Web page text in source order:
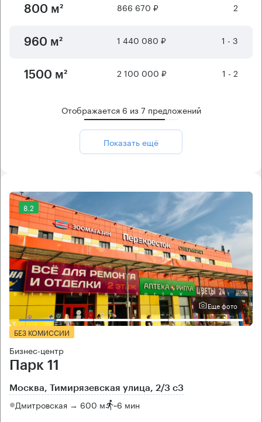
800 м² 866 670 ₽ 2
960 м² 1 440 080 ₽ 1 - 3
1500 м² 2 100 000 ₽ 1 - 2
Отображается 6 из7 предложений
Показать ещё
8.2
Еще фото
БЕЗ КОМИССИИ
Бизнес-центр
Парк 11
Москва, Тимирязевская улица, 2/3 с3
Дмитровская → 600 м ~6 мин